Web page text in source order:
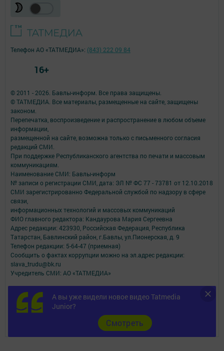
А вы уже видели новое видео Tatmedia
Junior?
Cмотреть
© 2011 - 2026. Бавлы-информ. Все права защищены.
© ТАТМЕДИА. Все материалы, размещенные на сайте, защищены
законом.
Перепечатка, воспроизведение и распространение в любом объеме
информации,
размещенной на сайте, возможна только с письменного согласия
редакций СМИ.
При поддержке Республиканского агентства по печати и массовым
коммуникациям.
Наименование СМИ: Бавлы-информ
№ записи о регистрации СМИ, дата: ЭЛ № ФС 77 - 73781 от 12.10.2018
СМИ зарегистрированно Федеральной службой по надзору в сфере
связи,
информационных технологий и массовых коммуникаций
ФИО главного редактора: Кандаурова Мария Сергеевна
Адрес редакции: 423930, Российская Федерация, Республика
Татарстан, Бавлинский район, г.Бавлы, ул.Пионерская, д. 9
Телефон редакции: 5-64-47 (приемная)
Сообщить о фактах коррупции можно на эл.адрес редакции:
slava_trudu@bk.ru
Учредитель СМИ: АО «ТАТМЕДИА»
Антикоррупционная политика
АО «ТАТМЕДИА» использует «cookie»для персонализации сервисов и
удобства пользователей сайтом.
Использование «cookie» можно отменить в настройках браузера.
Политика конфиденциальности
Телефон АО «ТАТМЕДИА»: (843) 222 09 84
16+